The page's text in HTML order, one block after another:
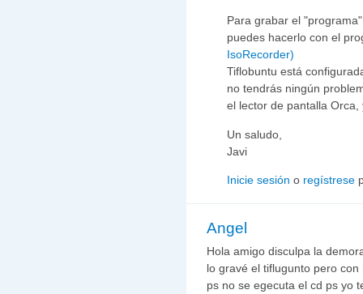
Para grabar el
puedes hacerlo con el
IsoRecorder)
Tiflobuntu está
no tendrás ningún
el lector de pantalla
Un saludo,
Javi
Inicie sesión o regístrese
Angel
Hola amigo disculpa la
lo gravé el tiflugunto pero
ps no se egecuta el cd ps yo